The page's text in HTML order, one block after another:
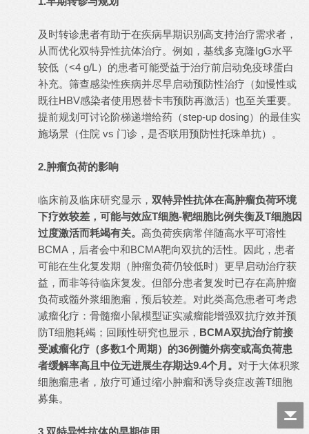
及时转诊患者有助于在疾病早期识别高支持治疗需求者，
从而优化双特异性抗体治疗。例如，基线多克隆IgG水平
较低（<4 g/L）的患者可能受益于治疗前启动免疫球蛋白
补充。筛查感染性疾病并尽早启动预防性治疗（如慢性或
既往HBV感染者使用恩替卡韦预防再激活）也至关重要。
提前规划可讨论阶梯递增给药（step-up dosing）的最佳实
施场景（住院 vs 门诊，是否联用预防性托珠单抗）。
2.肿瘤负荷的影响
临床前及临床研究显示， 双特异性抗体在高肿瘤负荷环境
下疗效较差，可能与效应T细胞-靶细胞比例失衡及T细胞因
过度激活而耗竭有关。 高负荷疾病常伴随高水平可溶性
BCMA，后者会中和BCMA靶向双抗的活性。因此，患者
可能在生化复发期（肿瘤负荷仍较低时）更早启动治疗获
益，而非等待临床复发。但部分患者复发时已存在高肿瘤
负荷或髓外浆细胞瘤，预后较差。对此类高危患者可考虑
减瘤化疗：骨髓瘤小鼠模型证实减瘤能增强双抗疗效并预
防T细胞耗竭；回顾性研究也显示， BCMA双抗治疗前接
受减瘤化疗（多数1个周期）的36例髓外病变或高负荷患
者缓解率高且中位无进展生存期达9.4个月。 对于大体积浆
细胞瘤患者，放疗可通过缩小肿瘤和诱导炎症改善T细胞
募集。
3.双特异性抗体的早期使用